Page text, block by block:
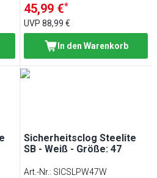
45,99 €*
UVP88,99 €
In den Warenkorb
Sicherheitsclog Steelite
SB - Weiß - Größe: 47
Art.-Nr.: SICSLPW47W